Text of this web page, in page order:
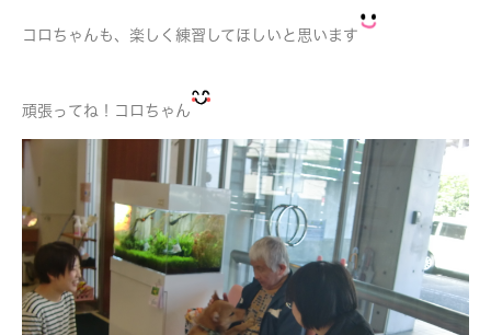
コロちゃんも、楽しく練習してほしいと思います
頑張ってね！コロちゃん